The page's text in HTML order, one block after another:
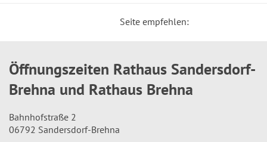
Seite empfehlen:
Öffnungszeiten Rathaus Sandersdorf-
Brehna und Rathaus Brehna
Bahnhofstraße 2
06792 Sandersdorf-Brehna